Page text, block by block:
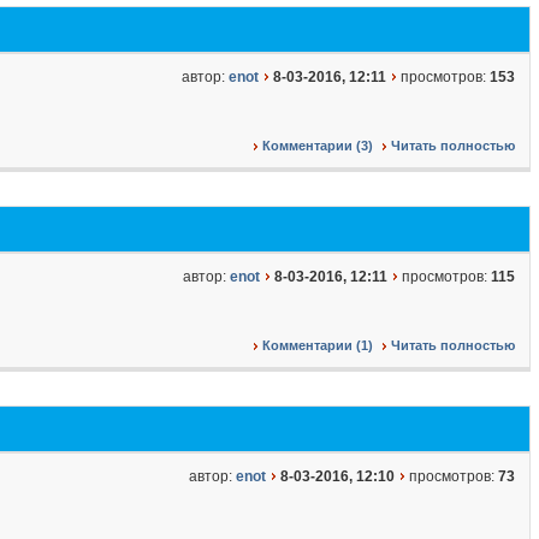
автор: enot 8-03-2016, 12:11 просмотров: 153
Комментарии (3) Читать полностью
автор: enot 8-03-2016, 12:11 просмотров: 115
Комментарии (1) Читать полностью
автор: enot 8-03-2016, 12:10 просмотров: 73